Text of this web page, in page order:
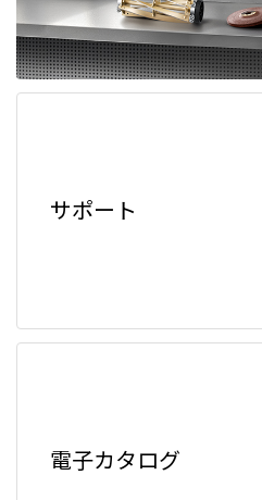
サポート
電子カタログ